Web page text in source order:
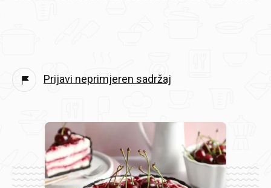
Prijavi neprimjeren sadržaj